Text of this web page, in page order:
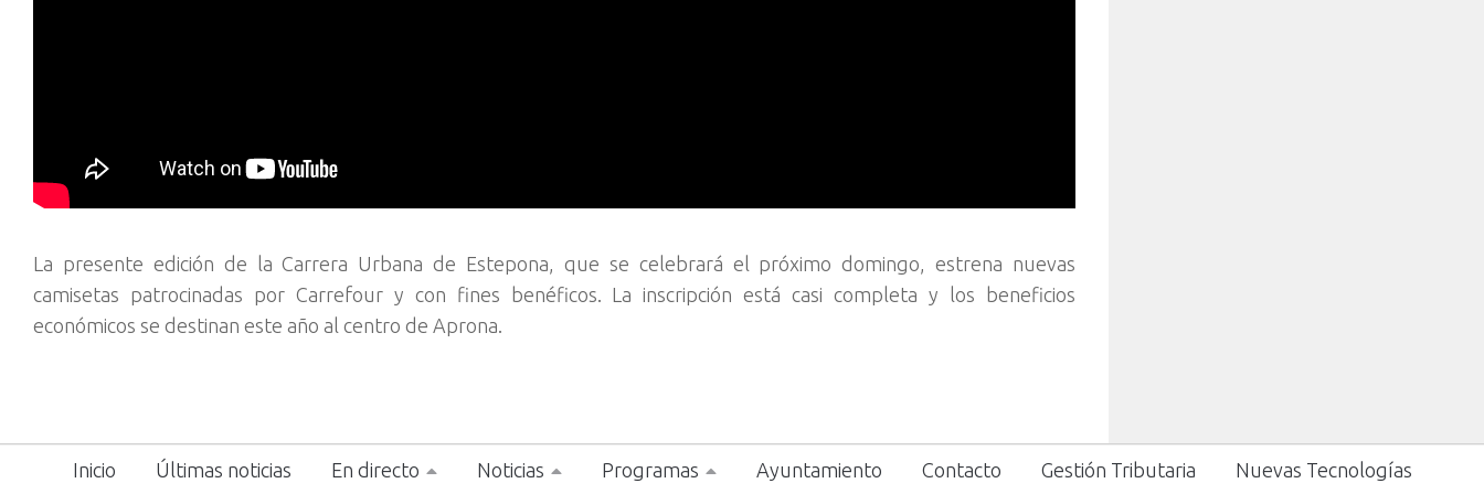
La presente edición de la Carrera Urbana de Estepona, que se celebrará el próximo domingo, estrena nuevas
camisetas patrocinadas por Carrefour y con fines benéficos. La inscripción está casi completa y los beneficios
económicos se destinan este año al centro de Aprona.
Inicio Últimas noticias En directo Noticias Programas Ayuntamiento Contacto Gestión Tributaria Nuevas Tecnologías